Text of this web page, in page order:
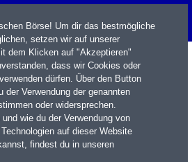
Börse! Um dir das bestmögliche
setzen wir auf unserer
dem Klicken auf "Akzeptieren"
dass wir Cookies oder
dürfen. Über den Button
Verwendung der genannten
oder widersprechen.
wie du der Verwendung von
auf dieser Website
findest du in unseren